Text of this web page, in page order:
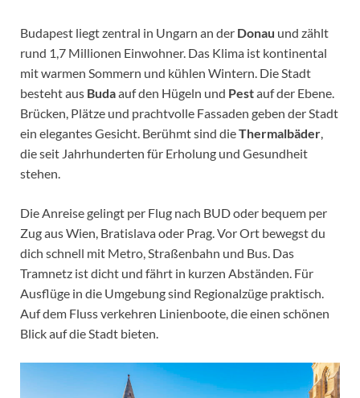
Budapest liegt zentral in Ungarn an der Donau und zählt
rund 1,7 Millionen Einwohner. Das Klima ist kontinental
mit warmen Sommern und kühlen Wintern. Die Stadt
besteht aus Budaauf den Hügeln und Pestauf der Ebene.
Brücken, Plätze und prachtvolle Fassaden geben der Stadt
ein elegantes Gesicht. Berühmt sind dieThermalbäder,
die seit Jahrhunderten für Erholung und Gesundheit
stehen.
Die Anreise gelingt per Flug nach BUD oder bequem per
Zug aus Wien, Bratislava oder Prag. Vor Ort bewegst du
dich schnell mit Metro, Straßenbahn und Bus. Das
Tramnetz ist dicht und fährt in kurzen Abständen. Für
Ausflüge in die Umgebung sind Regionalzüge praktisch.
Auf dem Fluss verkehren Linienboote, die einen schönen
Blick auf die Stadt bieten.